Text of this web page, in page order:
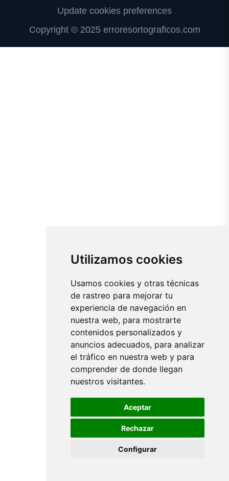
Utilizamos cookies
Usamos cookies y otras técnicas
de rastreo para mejorar tu
experiencia de navegación en
nuestra web, para mostrarte
contenidos personalizados y
anuncios adecuados, para analizar
el tráfico en nuestra web y para
comprender de donde llegan
nuestros visitantes.
Aceptar
Rechazar
Configurar
Update cookies preferences
Copyright © 2025 erroresortograficos.com